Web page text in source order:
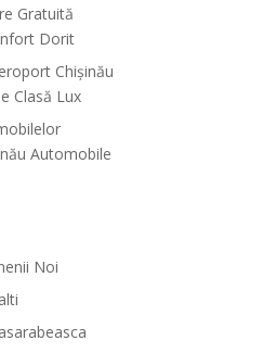
Gratuită
Dorit
Chișinău
Clasă Lux
Automobile
Noi